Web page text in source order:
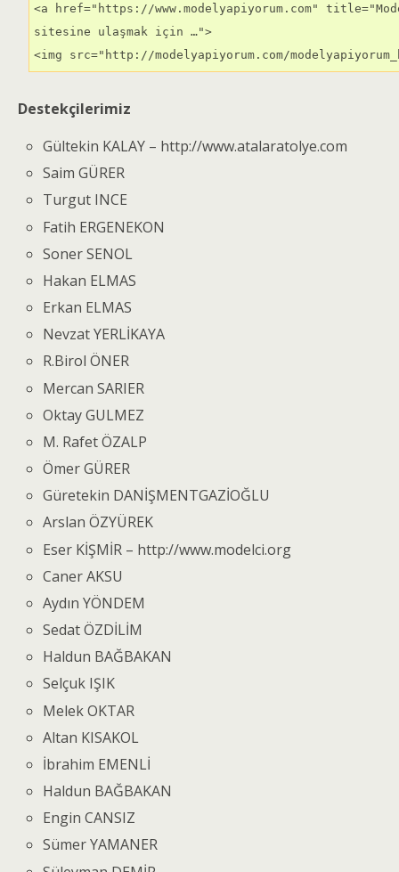
<a href="https://www.modelyapiyorum.com"
sitesine ulaşmak için …">
<img src="http://modelyapiyorum.com/
Destekçilerimiz
Gültekin KALAY – http://www.atalaratolye.com
Saim GÜRER
Turgut INCE
Fatih ERGENEKON
Soner SENOL
Hakan ELMAS
Erkan ELMAS
Nevzat YERLİKAYA
R.Birol ÖNER
Mercan SARIER
Oktay GULMEZ
M. Rafet ÖZALP
Ömer GÜRER
Güretekin DANİŞMENTGAZİOĞLU
Arslan ÖZYÜREK
Eser KİŞMİR – http://www.modelci.org
Caner AKSU
Aydın YÖNDEM
Sedat ÖZDİLİM
Haldun BAĞBAKAN
Selçuk IŞIK
Melek OKTAR
Altan KISAKOL
İbrahim EMENLİ
Haldun BAĞBAKAN
Engin CANSIZ
Sümer YAMANER